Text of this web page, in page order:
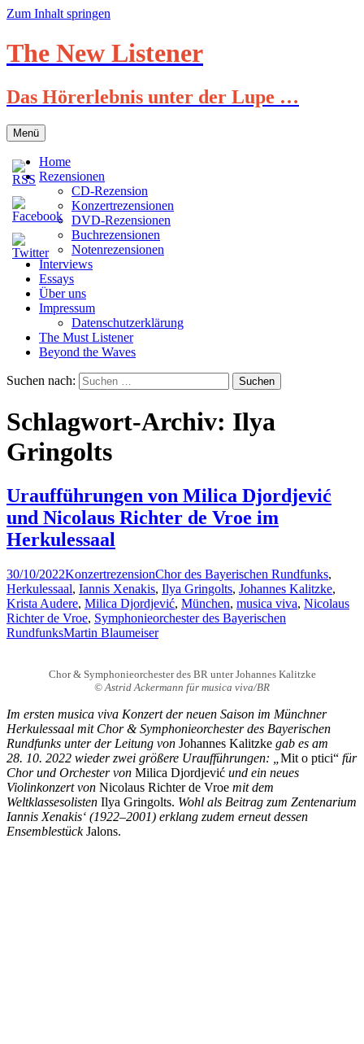
Zum Inhalt springen
The New Listener
Das Hörerlebnis unter der Lupe …
Menü
Home
Rezensionen
CD-Rezension
Konzertrezensionen
DVD-Rezensionen
Buchrezensionen
Notenrezensionen
Interviews
Essays
Über uns
Impressum
Datenschutzerklärung
The Must Listener
Beyond the Waves
Suchen nach:
Schlagwort-Archiv: Ilya
Gringolts
Uraufführungen von Milica Djordjević
und Nicolaus Richter de Vroe im
Herkulessaal
30/10/2022KonzertrezensionChor des Bayerischen Rundfunks,
Herkulessaal, Iannis Xenakis, Ilya Gringolts, Johannes Kalitzke,
Krista Audere, Milica Djordjević, München, musica viva, Nicolaus
Richter de Vroe, Symphonieorchester des Bayerischen
RundfunksMartin Blaumeiser
Chor & Symphonieorchester des BR unter Johannes Kalitzke
© Astrid Ackermann für musica viva/BR
Im ersten musica viva Konzert der neuen Saison im Münchner
Herkulessaal mit Chor & Symphonieorchester des Bayerischen
Rundfunks unter der Leitung von Johannes Kalitzke gab es am
28. 10. 2022 wieder zwei größere Uraufführungen: „ Mit o ptici“ für
Chor und Orchester von Milica Djordjević und ein neues
Violinkonzert von Nicolaus Richter de Vroe mit dem
Weltklassesolisten Ilya Gringolts. Wohl als Beitrag zum Zentenarium
Iannis Xenakis‘ (1922–2001) erklang zudem erneut dessen
EnsemblestückJalons.